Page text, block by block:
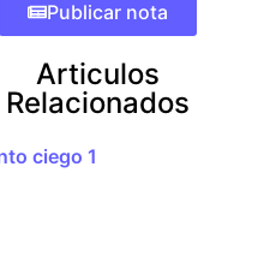
Publicar nota
Articulos
Relacionados